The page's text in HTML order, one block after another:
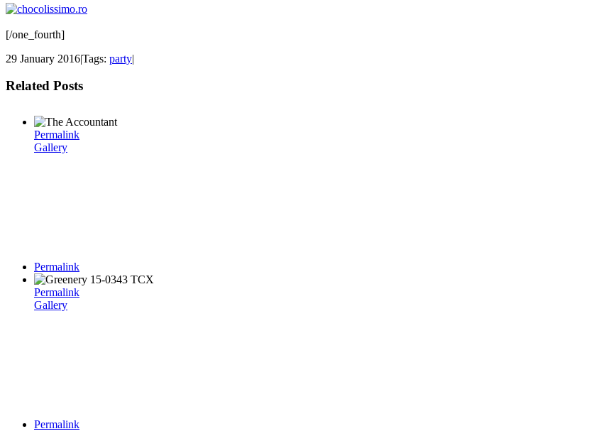
[/one_fourth]
29 January 2016|Tags: party|
Related Posts
Permalink
Gallery
Permalink
Permalink
Gallery
Permalink